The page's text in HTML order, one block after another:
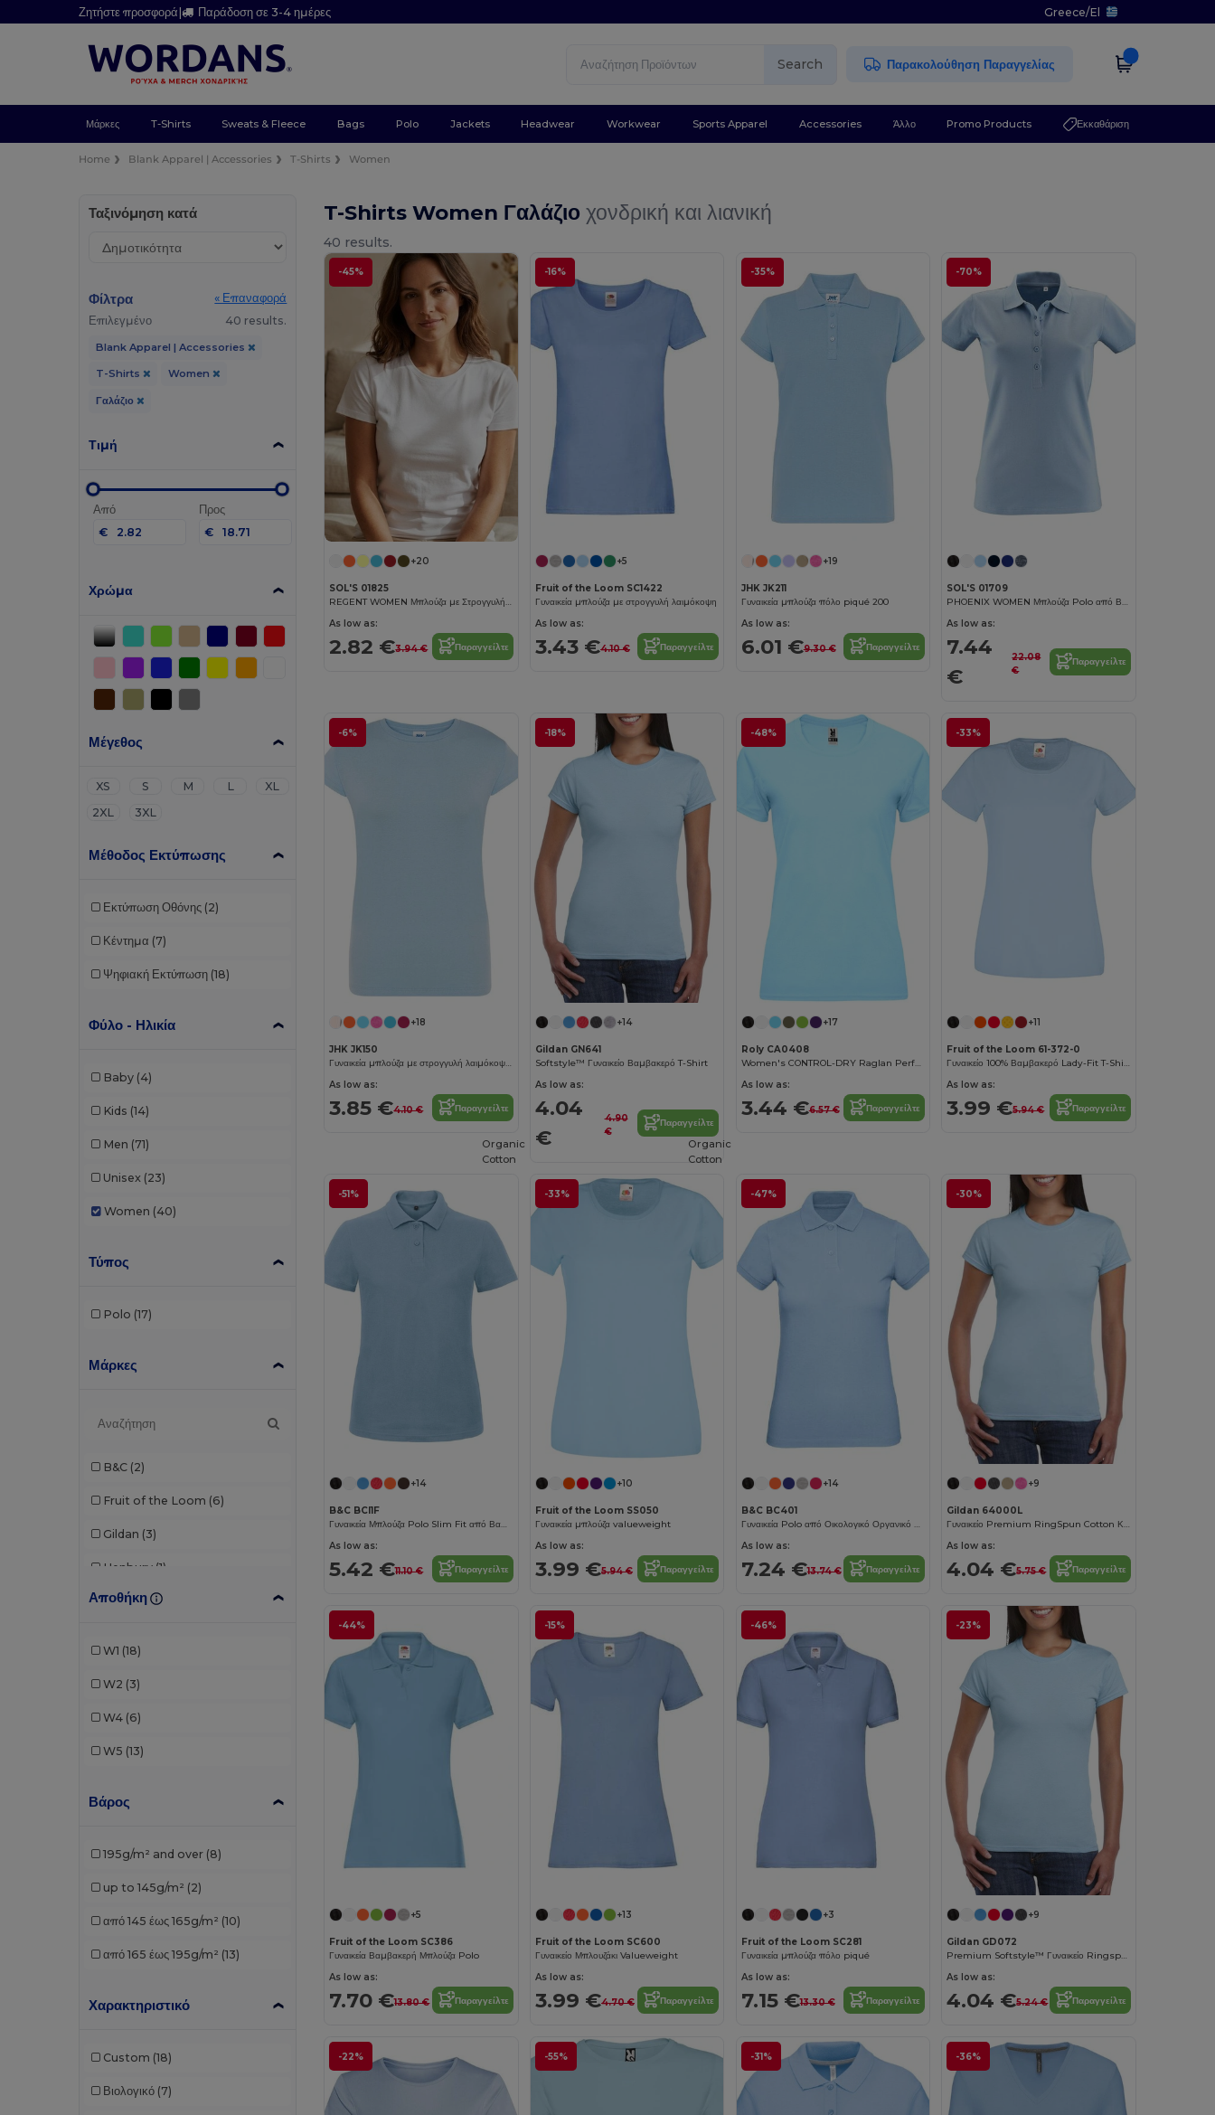
Ζητήστε προσφορά| Παράδοση σε 3-4 ημέρες Greece/El
Search Παρακολούθηση Παραγγελίας
Μάρκες T-Shirts Sweats & Fleece Bags Polo Jackets Headwear Workwear Sports Apparel Accessories Άλλο Promo Products Εκκαθάριση
Home Blank Apparel | Accessories T-Shirts Women
Ταξινόμηση κατά
Φίλτρα
« Επαναφορά
Επιλεγμένο
40 results.
Blank Apparel | Accessories
T-Shirts Women
Γαλάζιο
Τιμή
Από
€
Προς
€
Χρώμα
Μέγεθος
XS S M L
XL
2XL
3XL
Μέθοδος Εκτύπωσης
Εκτύπωση Οθόνης (2)
Κέντημα (7)
Ψηφιακή Εκτύπωση (18)
Φύλο - Ηλικία
Baby (4)
Kids (14)
Men (71)
Unisex (23)
Women (40)
Τύπος
Polo (17)
Μάρκες
B&C (2)
Fruit of the Loom (6)
Gildan (3)
Henbury (1)
JHK (2)
Roly
Αποθήκη
W1 (18)
W2 (3)
W4 (6)
W5 (13)
Βάρος
195g/m² and over (8)
up to 145g/m² (2)
από 145 έως 165g/m² (10)
από 165 έως 195g/m² (13)
Χαρακτηριστικό
Custom (18)
Βιολογικό (7)
T-Shirts Women Γαλάζιοχονδρική και λιανική
40 results.
-45%
+20
SOL'S 01825
REGENT WOMEN Μπλούζα με Στρογγυλή Λαιμόκοψη
As low as:
2.82 €3.94 € Παραγγείλτε
-16%
+5
Fruit of the Loom SC1422
Γυναικεία μπλούζα με στρογγυλή λαιμόκοψη
As low as:
3.43 €4.10 € Παραγγείλτε
-35%
+19
JHK JK211
Γυναικεία μπλούζα πόλο piqué 200
As low as:
6.01 €9.30 € Παραγγείλτε
-70%
SOL'S 01709
PHOENIX WOMEN Μπλούζα Polo από Βαμβάκι και Ελαστάνη
As low as:
7.44
€
22.08
€
Παραγγείλτε
-6%
+18
JHK JK150
Γυναικεία μπλούζα με στρογγυλή λαιμόκοψη 155
As low as:
3.85 €4.10 € Παραγγείλτε
-18%
+14
Gildan GN641
Softstyle™ Γυναικείο Βαμβακερό T-Shirt
As low as:
4.04
€
4.90
€
Παραγγείλτε
-48%
+17
Roly CA0408
Women's CONTROL-DRY Raglan Performance T-Shirt
As low as:
3.44 €6.57 € Παραγγείλτε
-33%
+11
Fruit of the Loom 61-372-0
Γυναικείο 100% Βαμβακερό Lady-Fit T-Shirt
As low as:
3.99 €5.94 € Παραγγείλτε
-51%
+14
B&C BCI1F
Γυναικεία Μπλούζα Polo Slim Fit από Βαμβάκι B&C
As low as:
5.42 €11.10 € Παραγγείλτε
-33%
Organic
Cotton
+10
Fruit of the Loom SS050
Γυναικεία μπλούζα valueweight
As low as:
3.99 €5.94 € Παραγγείλτε
-47%
Organic
Cotton
+14
B&C BC401
Γυναικεία Polo από Οικολογικό Οργανικό Βαμβάκι
As low as:
7.24 €13.74 € Παραγγείλτε
-30%
+9
Gildan 64000L
Γυναικείο Premium RingSpun Cotton Κοντομάνικο Μπλουζάκι
As low as:
4.04 €5.75 € Παραγγείλτε
-44%
+5
Fruit of the Loom SC386
Γυναικεία Βαμβακερή Μπλούζα Polo
As low as:
7.70 €13.80 € Παραγγείλτε
-15%
+13
Fruit of the Loom SC600
Γυναικείο Μπλουζάκι Valueweight
As low as:
3.99 €4.70 € Παραγγείλτε
-46%
+3
Fruit of the Loom SC281
Γυναικεία μπλούζα πόλο piqué
As low as:
7.15 €13.30 € Παραγγείλτε
-23%
+9
Gildan GD072
Premium Softstyle™ Γυναικείο Ringspun Cotton T-Shirt
As low as:
4.04 €5.24 € Παραγγείλτε
-22% -55% -31% -36%